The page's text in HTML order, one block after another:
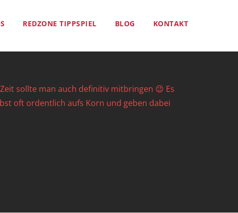
REDZONE TIPPSPIEL BLOG KONTAKT
sollte man auch definitiv mitbringen 😉 Es
oft ordentlich aufs Korn und geben dabei